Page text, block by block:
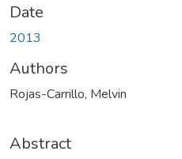
Date
2013
Authors
Rojas-Carrillo, Melvin
Abstract